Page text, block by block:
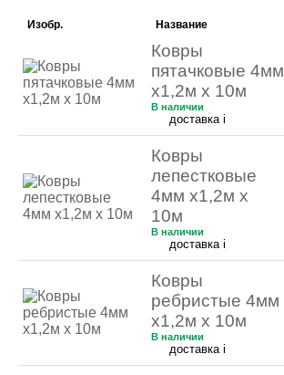
Изобр. Название
Ковры
пятачковые 4мм
х1,2м х 10м
В наличии
доставка i
Ковры
лепестковые
4мм х1,2м х
10м
В наличии
доставка i
Ковры
ребристые 4мм
х1,2м х 10м
В наличии
доставка i